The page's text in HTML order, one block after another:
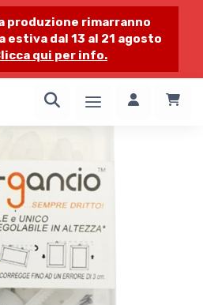
produzione rimarranno
estiva dal 13 al 21 agosto
qui per info.